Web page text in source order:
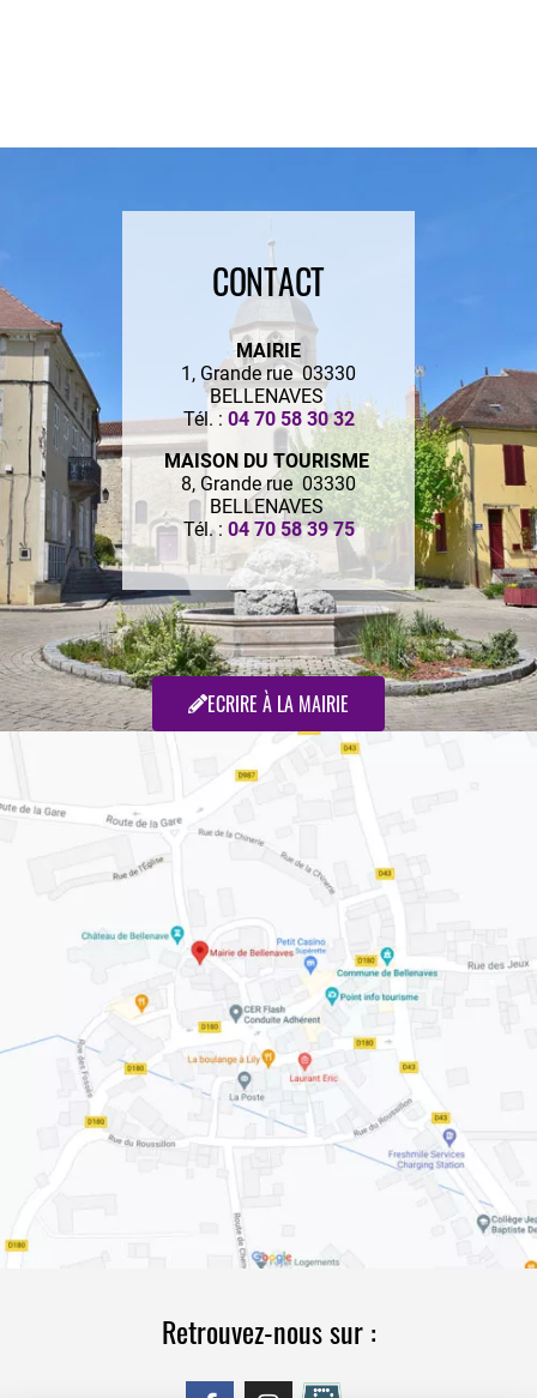
CONTACT
MAIRIE
1, Grande rue 03330
BELLENAVES
Tél. : 04 70 58 30 32
MAISON DU TOURISME
8, Grande rue 03330
BELLENAVES
Tél. : 04 70 58 39 75
ECRIRE À LA MAIRIE
Retrouvez-nous sur :